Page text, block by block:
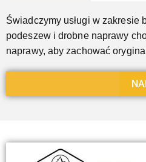
Świadczymy usługi w zakresie
podeszew i drobne naprawy
naprawy, aby zachować